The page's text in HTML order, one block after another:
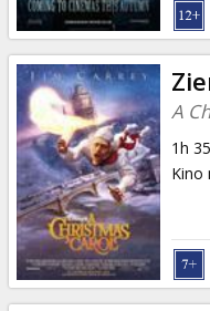
A
1h
Kino